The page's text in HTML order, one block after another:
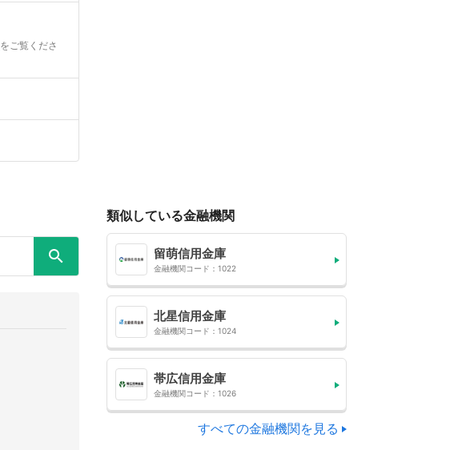
をご覧くださ
類似している金融機関
留萌信用金庫
金融機関コード：1022
北星信用金庫
金融機関コード：1024
帯広信用金庫
金融機関コード：1026
すべての金融機関を見る